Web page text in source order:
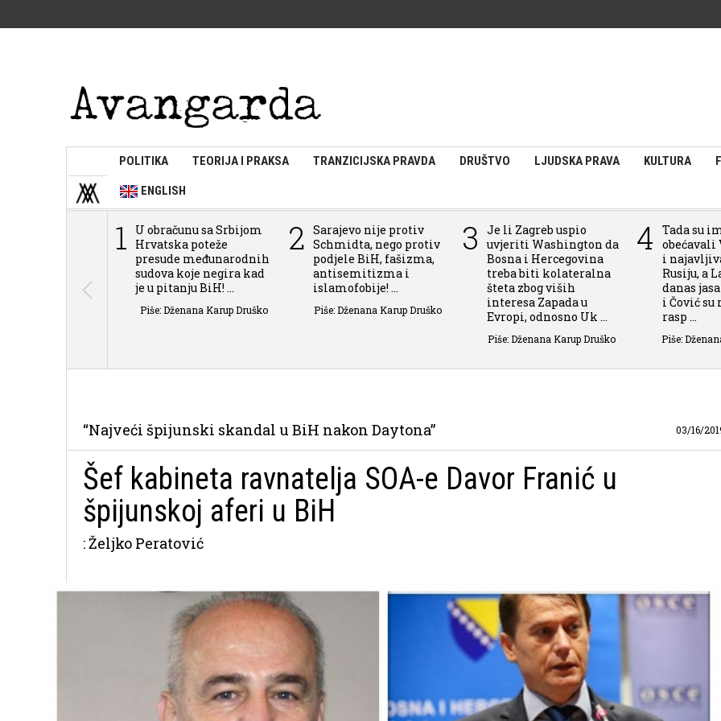
POLITIKA TEORIJA I PRAKSA TRANZICIJSKA PRAVDA DRUŠTVO LJUDSKA PRAVA KULTURA
ENGLISH
1
U obračunu sa Srbijom
Hrvatska poteže
presude međunarodnih
sudova koje negira kad
je u pitanju BiH! ...
Piše: Dženana Karup Druško
2 Sarajevo nije protiv
Schmidta, nego protiv
podjele BiH, fašizma,
antisemitizma i
islamofobije! ...
Piše: Dženana Karup Druško
3
Je li Zagreb uspio
uvjeriti Washington da
Bosna i Hercegovina
treba biti kolateralna
šteta zbog viših
interesa Zapada u
Evropi, odnosno Uk ...
Piše: Dženana Karup Druško
4
Tada su
obećavali
i
Rusiju, a
danas
i Čović su
rasp ...
Piše:
“Najveći špijunski skandal u BiH nakon Daytona” 03/16/
Šef kabineta ravnatelja SOA-e Davor Franić u
špijunskoj aferi u BiH
: Željko Peratović